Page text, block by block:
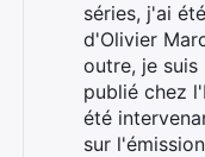
séries, j'ai
d'Olivier
outre, je
publié chez
été
sur